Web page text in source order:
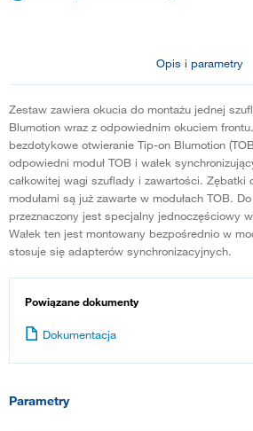
Opis i parametry
Zestaw zawiera okucia do montażu jednej
Blumotion wraz z odpowiednim okuciem
bezdotykowe otwieranie Tip-on Blumotion
odpowiedni moduł TOB i wałek
całkowitej wagi szuflady i zawartości. Zębatki
modułami są już zawarte w modułach TOB.
przeznaczony jest specjalny jednoczęściowy
Wałek ten jest montowany bezpośrednio w
stosuje się adapterów synchronizacyjnych.
Powiązane dokumenty
Dokumentacja
Parametry